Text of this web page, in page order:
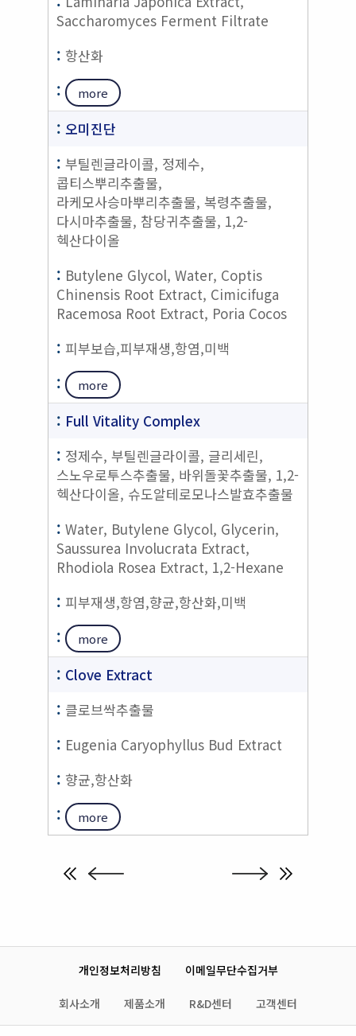
Saccharomyces Ferment Filtrate
항산화
more
오미진단
부틸렌글라이콜, 정제수,
콥티스뿌리추출물,
라케모사승마뿌리추출물, 복령추출물,
다시마추출물, 참당귀추출물, 1,2-
헥산다이올
Butylene Glycol, Water, Coptis
Chinensis Root Extract, Cimicifuga
Racemosa Root Extract, Poria Cocos
피부보습,피부재생,항염,미백
more
Full Vitality Complex
정제수, 부틸렌글라이콜, 글리세린,
스노우로투스추출물, 바위돌꽃추출물, 1,2-
헥산다이올, 슈도알테로모나스발효추출물
Water, Butylene Glycol, Glycerin,
Saussurea Involucrata Extract,
Rhodiola Rosea Extract, 1,2-Hexane
피부재생,항염,향균,항산화,미백
more
Clove Extract
클로브싹추출물
Eugenia Caryophyllus Bud Extract
향균,항산화
more
개인정보처리방침 이메일무단수집거부
회사소개 제품소개 R&D센터 고객센터